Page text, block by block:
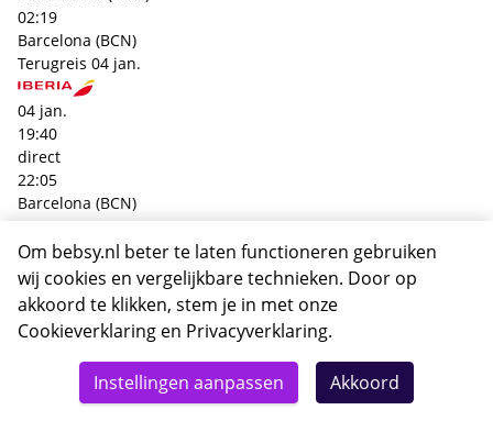
02:19
Barcelona (BCN)
Terugreis 04 jan.
04 jan.
19:40
direct
22:05
Barcelona (BCN)
Amsterdam (AMS)
+€ 229,- p.p.
Heenreis 02 jan.
02 jan.
Details Deze reis nu boeken
Om bebsy.nl beter te laten functioneren gebruiken
wij cookies en vergelijkbare technieken. Door op
akkoord te klikken, stem je in met onze
Cookieverklaring en Privacyverklaring.
Instellingen aanpassen Akkoord